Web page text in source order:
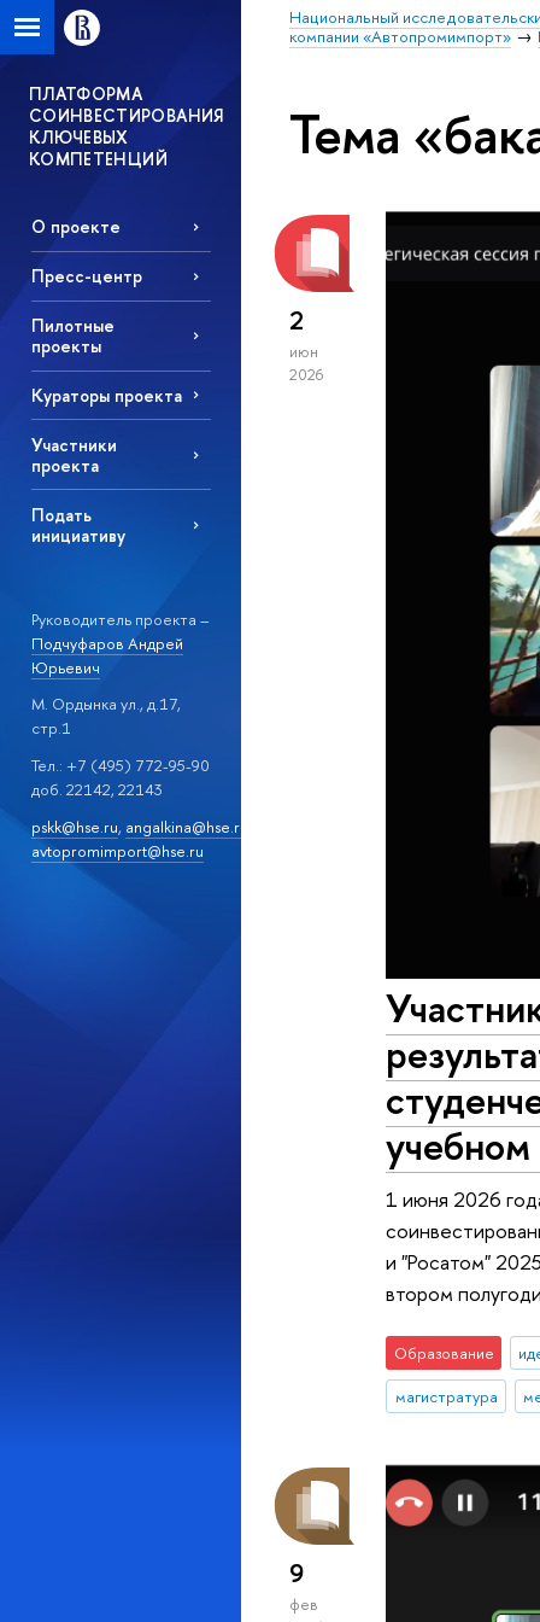
Национальный
компании «Автопромимпорт»
ПЛАТФОРМА
СОИНВЕСТИРОВАНИЯ
КЛЮЧЕВЫХ
КОМПЕТЕНЦИЙ
О проекте
Пресс-центр
Пилотные
проекты
Кураторы проекта
Участники
проекта
Подать
инициативу
Руководитель проекта –
Подчуфаров Андрей
Юрьевич
М. Ордынка ул., д.17,
стр.1
Тел.: +7 (495) 772-95-90
доб. 22142, 22143
pskk@hse.ru, angalkina@hse.ru
avtopromimport@hse.ru
Тема
2
июн
2026
учебном
1 июня 2026
и "Росатом"
втором
Образование
магистратура
9
фев